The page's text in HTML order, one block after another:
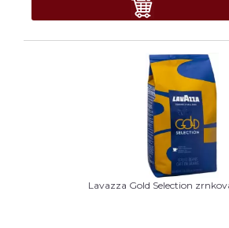
Lavazza Gold Selection